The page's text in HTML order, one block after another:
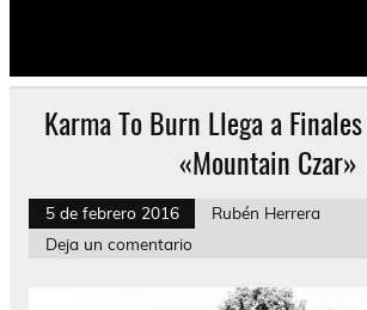
Psychedelic, Stoner, Doom, Sludge,
Karma To Burn Llega a
«Mountain Czar»
5 de febrero 2016
Rubén Herrera
Deja un comentario